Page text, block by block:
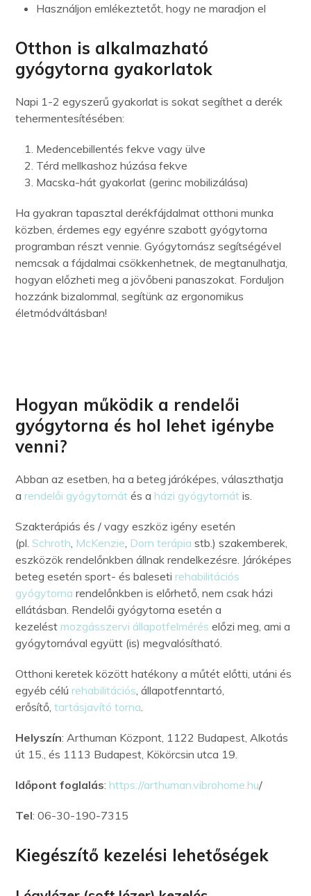
Használjon emlékeztetőt, hogy ne maradjon el
Otthon is alkalmazható
gyógytorna gyakorlatok
Napi 1-2 egyszerű gyakorlat is sokat segíthet a derék
tehermentesítésében:
Medencebillentés fekve vagy ülve
Térd mellkashoz húzása fekve
Macska-hát gyakorlat (gerinc mobilizálása)
Ha gyakran tapasztal derékfájdalmat otthoni munka
közben, érdemes egy egyénre szabott gyógytorna
programban részt vennie. Gyógytornász segítségével
nemcsak a fájdalmai csökkenhetnek, de megtanulhatja,
hogyan előzheti meg a jövőbeni panaszokat. Forduljon
hozzánk bizalommal, segítünk az ergonomikus
életmódváltásban!
Hogyan működik a rendelői
gyógytorna és hol lehet igénybe
venni?
Abban az esetben, ha a beteg járóképes, választhatja
arendelői gyógytornát és a házi gyógytornát is.
Szakterápiás és / vagy eszköz igény esetén
(pl. Schroth, McKenzie, Dorn terápia stb.) szakemberek,
eszközök rendelőnkben állnak rendelkezésre. Járóképes
beteg esetén sport- és balesetirehabilitációs
gyógytorna rendelőnkben is előrhető, nem csak házi
ellátásban. Rendelői gyógytorna esetén a
kezeléstmozgásszervi állapotfelmérés előzi meg, ami a
gyógytornával együtt (is) megvalósítható.
Otthoni keretek között hatékony a műtét előtti, utáni és
egyéb célúrehabilitációs, állapotfenntartó,
erősítő,tartásjavító torna.
Helyszín: Arthuman Központ, 1122 Budapest, Alkotás
út 15., és 1113 Budapest, Kökörcsin utca 19.
Időpont foglalás: https://arthuman.vibrohome.hu/
Tel: 06-30-190-7315
Kiegészítő kezelési lehetőségek